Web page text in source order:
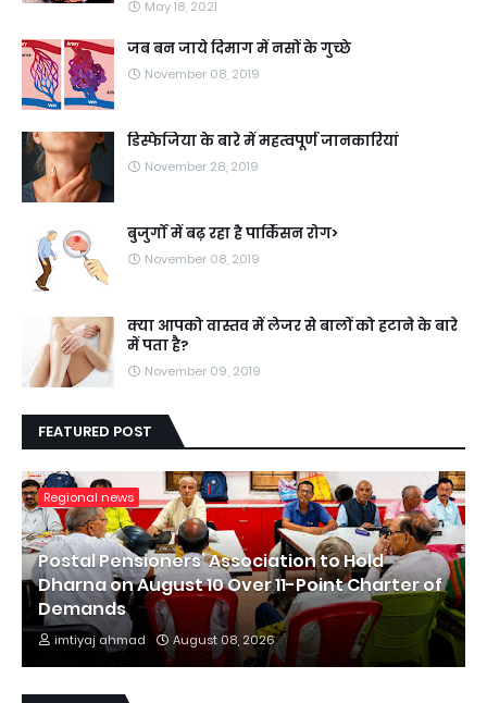
May 18, 2021
जब बन जाये दिमाग में नसों के गुच्छे
November 08, 2019
डिस्फेजिया के बारे में महत्वपूर्ण जानकारियां
November 28, 2019
बुजुर्गों में बढ़ रहा है पार्किंसन रोग>
November 08, 2019
क्या आपको वास्तव में लेजर से बालों को हटाने के बारे
में पता है?
November 09, 2019
FEATURED POST
Regional news
Postal Pensioners’ Association to Hold
Dharna on August 10 Over 11-Point Charter of
Demands
imtiyaj ahmad August 08, 2026